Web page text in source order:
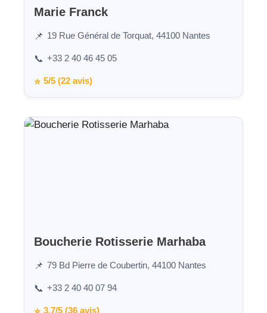
Marie Franck
📌 19 Rue Général de Torquat, 44100 Nantes
📞 +33 2 40 46 45 05
⭐ 5/5 (22 avis)
Boucherie Rotisserie Marhaba
📌 79 Bd Pierre de Coubertin, 44100 Nantes
📞 +33 2 40 40 07 94
3,7/5 (36 avis)